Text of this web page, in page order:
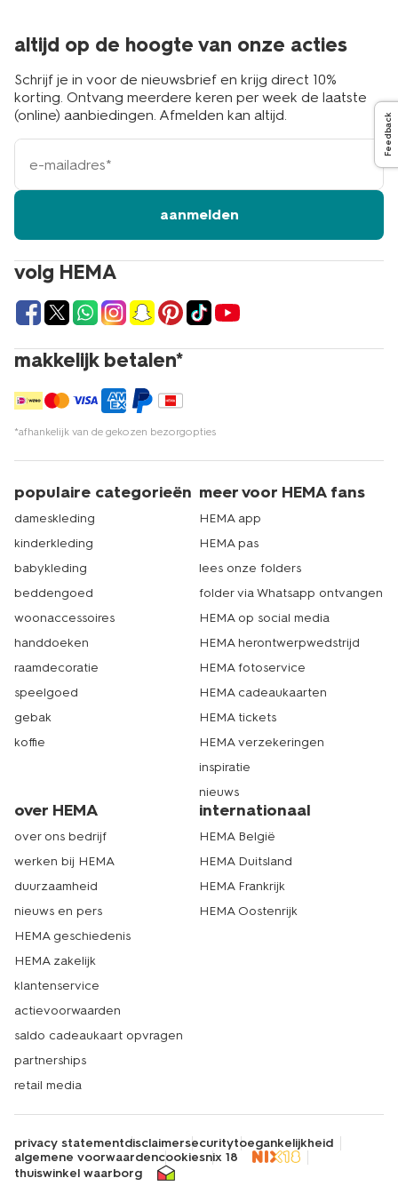
volg HEMA
makkelijk betalen*
*afhankelijk van de gekozen bezorgopties
altijd op de hoogte van onze acties
Schrijf je in voor de nieuwsbrief en krijg direct 10%
korting. Ontvang meerdere keren per week de laatste
(online) aanbiedingen. Afmelden kan altijd.
e-
mailadres
aanmelden
populaire categorieën
dameskleding
kinderkleding
babykleding
beddengoed
woonaccessoires
handdoeken
raamdecoratie
speelgoed
gebak
koffie
meer voor HEMA fans
HEMA app
HEMA pas
lees onze folders
folder via Whatsapp ontvangen
HEMA op social media
HEMA herontwerpwedstrijd
HEMA fotoservice
HEMA cadeaukaarten
HEMA tickets
HEMA verzekeringen
inspiratie
nieuws
over HEMA
over ons bedrijf
werken bij HEMA
duurzaamheid
nieuws en pers
HEMA geschiedenis
HEMA zakelijk
klantenservice
actievoorwaarden
saldo cadeaukaart opvragen
partnerships
retail media
internationaal
HEMA België
HEMA Duitsland
HEMA Frankrijk
HEMA Oostenrijk
privacy statementdisclaimersecuritytoegankelijkheid
algemene voorwaardencookiesnix 18
thuiswinkel waarborg
Feedback